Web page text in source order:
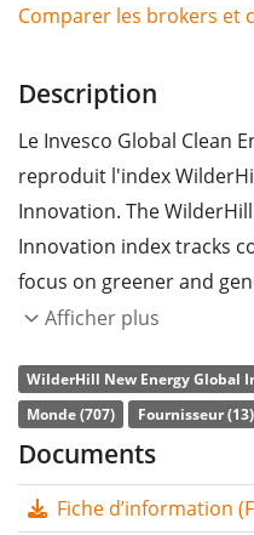
Comparer les brokers et
Description
Le Invesco Global Clean
reproduit l'index
Innovation. The
Innovation index tracks
focus on greener and
energy and technologies
Leratio des frais totaux
p.a.. Le Invesco Global
l'ETF le moins cher qui
performance de l’indice
Afficher plus
WilderHill New Energy Global
Monde (707)
Fournisseur (13)
Documents
Fiche d’information